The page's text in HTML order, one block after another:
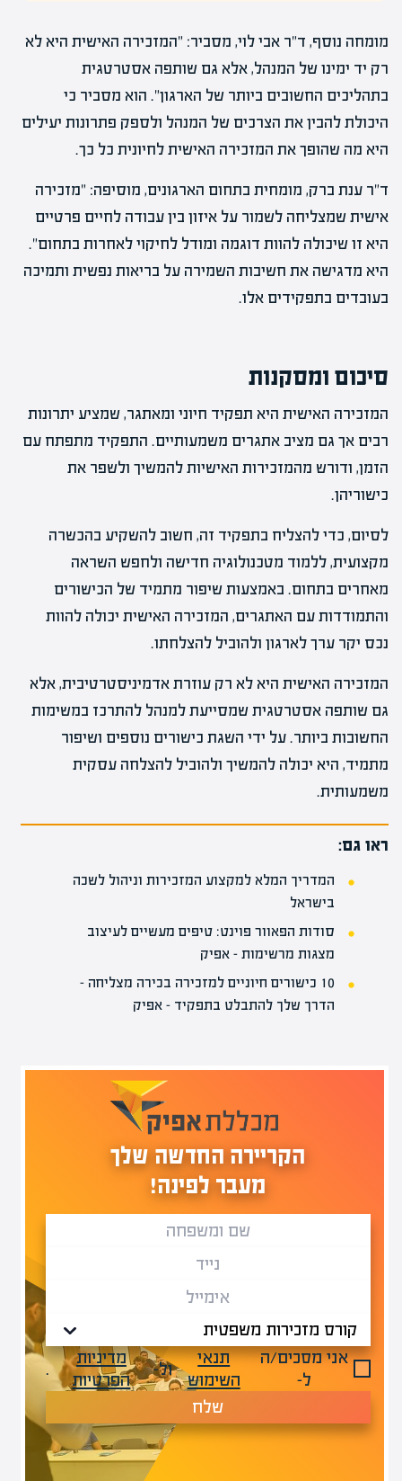
מומחה נוסף, ד"ר אבי לוי, מסביר: "המזכירה האישית היא לא
רק יד ימינו של המנהל, אלא גם שותפה אסטרטגית
בתהליכים החשובים ביותר של הארגון". הוא מסביר כי
היכולת להבין את הצרכים של המנהל ולספק פתרונות יעילים
היא מה שהופך את המזכירה האישית לחיונית כל כך.
ד"ר ענת ברק, מומחית בתחום הארגונים, מוסיפה: "מזכירה
אישית שמצליחה לשמור על איזון בין עבודה לחיים פרטיים
היא זו שיכולה להוות דוגמה ומודל לחיקוי לאחרות בתחום".
היא מדגישה את חשיבות השמירה על בריאות נפשית ותמיכה
בעובדים בתפקידים אלו.
סיכום ומסקנות
המזכירה האישית היא תפקיד חיוני ומאתגר, שמציע יתרונות
רבים אך גם מציב אתגרים משמעותיים. התפקיד מתפתח עם
הזמן, ודורש מהמזכירות האישיות להמשיך ולשפר את
כישוריהן.
לסיום, כדי להצליח בתפקיד זה, חשוב להשקיע בהכשרה
מקצועית, ללמוד מטכנולוגיה חדישה ולחפש השראה
מאחרים בתחום. באמצעות שיפור מתמיד של הכישורים
והתמודדות עם האתגרים, המזכירה האישית יכולה להוות
נכס יקר ערך לארגון ולהוביל להצלחתו.
המזכירה האישית היא לא רק עוזרת אדמיניסטרטיבית, אלא
גם שותפה אסטרטגית שמסייעת למנהל להתרכז במשימות
החשובות ביותר. על ידי השגת כישורים נוספים ושיפור
מתמיד, היא יכולה להמשיך ולהוביל להצלחה עסקית
משמעותית.
ראו גם:
המדריך המלא למקצוע המזכירות וניהול לשכה
בישראל
סודות הפאוור פוינט: טיפים מעשיים לעיצוב
מצגות מרשימות – אפיק
10 כישורים חיוניים למזכירה בכירה מצליחה –
הדרך שלך להתבלט בתפקיד – אפיק
הקריירה החדשה שלך
מעבר לפינה!
אני מסכים/ה
ל-
תנאי
השימוש
ול-
מדיניות
הפרטיות
.
שלח